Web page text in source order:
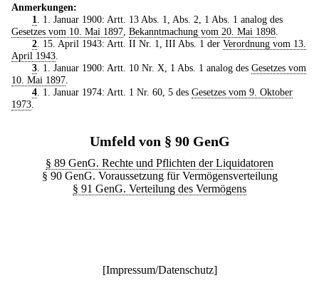
Anmerkungen:
1
. 1. Januar 1900: Artt. 13 Abs. 1, Abs. 2, 1 Abs. 1 analog des
Gesetzes vom 10. Mai 1897 Bekanntmachung vom 20. Mai 1898
2. 15. April 1943: Artt. II Nr. 1, III Abs. 1 der Verordnung vom 13.
April 1943
3. 1. Januar 1900: Artt. 10 Nr. X, 1 Abs. 1 analog des Gesetzes vom
10. Mai 1897
4. 1. Januar 1974: Artt. 1 Nr. 60, 5 des Gesetzes vom 9. Oktober
1973
Umfeld von § 90 GenG
§ 89 GenG. Rechte und Pflichten der Liquidatoren
§ 90 GenG. Voraussetzung für Vermögensverteilung
§ 91 GenG. Verteilung des Vermögens
[Impressum/Datenschutz]